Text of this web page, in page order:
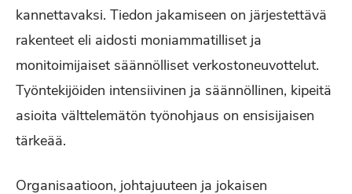
kannettavaksi. Tiedon jakamiseen on järjestettävä
rakenteet eli aidosti moniammatilliset ja
monitoimijaiset säännölliset verkostoneuvottelut.
Työntekijöiden intensiivinen ja säännöllinen, kipeitä
asioita välttelemätön työnohjaus on ensisijaisen
tärkeää.
Organisaatioon, johtajuuteen ja jokaisen